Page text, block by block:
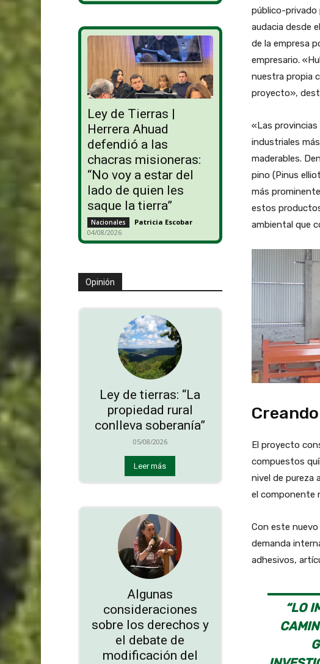
Ley de Tierras |
Herrera Ahuad
defendió a las
chacras misioneras:
“No voy a estar del
lado de quien les
saque la tierra”
Nacionales Patricia Escobar -
04/08/2026
Opinión
Ley de tierras: “La
propiedad rural
conlleva soberanía”
05/08/2026
Leer más
Algunas
consideraciones
sobre los derechos y
el debate de
modificación del
público-privado
audacia desde
de la empresa
empresario.
nuestra propia
proyecto»,
«Las
industriales
maderables.
pino (Pinus
más
estos
ambiental que
El proyecto
compuestos
nivel de pureza
el componente
Con este
demanda
adhesivos,
“LO